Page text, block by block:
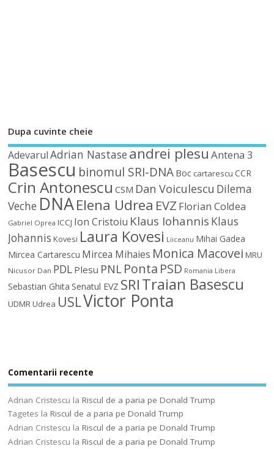
Dupa cuvinte cheie
Adevarul Adrian Nastaseandrei plesuAntena 3
Basescu binomul SRI-DNA Boc cartarescu CCR
Crin Antonescu CSM Dan Voiculescu Dilema
Veche DNAElena Udrea EVZ Florian Coldea
Gabriel Oprea ICCJ Ion Cristoiu Klaus Iohannis Klaus
Johannis Kovesi Laura Kovesi Liiceanu Mihai Gadea
Mircea Cartarescu Mircea Mihaies Monica Macovei MRU
Nicusor Dan PDL Plesu PNL Ponta PSD Romania Libera
Sebastian Ghita Senatul EVZ SRITraian Basescu
UDMRUdrea USLVictor Ponta
Comentarii recente
Adrian Cristescu laRiscul de a paria pe Donald Trump
Tagetes laRiscul de a paria pe Donald Trump
Adrian Cristescu laRiscul de a paria pe Donald Trump
Adrian Cristescu laRiscul de a paria pe Donald Trump